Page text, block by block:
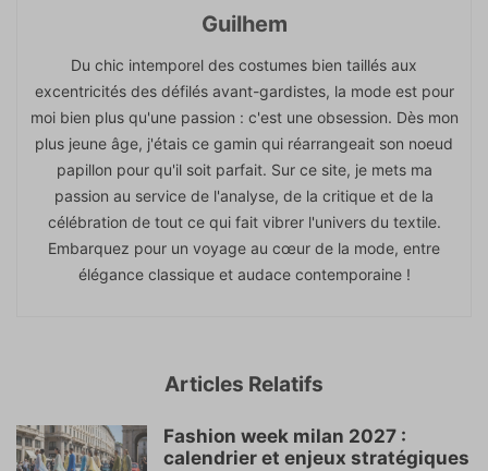
Guilhem
Du chic intemporel des costumes bien taillés aux
excentricités des défilés avant-gardistes, la mode est pour
moi bien plus qu'une passion : c'est une obsession. Dès mon
plus jeune âge, j'étais ce gamin qui réarrangeait son noeud
papillon pour qu'il soit parfait. Sur ce site, je mets ma
passion au service de l'analyse, de la critique et de la
célébration de tout ce qui fait vibrer l'univers du textile.
Embarquez pour un voyage au cœur de la mode, entre
élégance classique et audace contemporaine !
Articles Relatifs
Fashion week milan 2027 :
calendrier et enjeux stratégiques